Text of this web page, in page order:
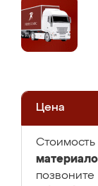
Цена
Стоимость